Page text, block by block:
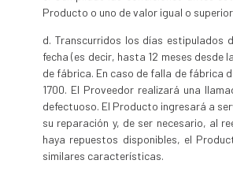
Producto o uno de valor igual o
d. Transcurridos los días estipulados
fecha (es decir, hasta 12 meses
de fábrica. En caso de falla de fábrica
1700. El Proveedor realizará una
defectuoso. El Producto ingresará a
su reparación y, de ser necesario, al
haya repuestos disponibles, el
similares características.